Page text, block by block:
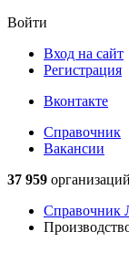
Войти
Вход на сайт
Регистрация
Вконтакте
Справочник
Вакансии
37 959 организаций
Справочник